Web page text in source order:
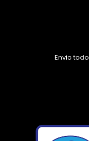
Envio todo